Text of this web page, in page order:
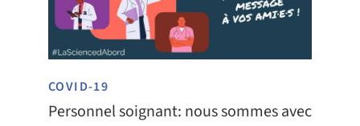
COVID-19
Personnel soignant: nous sommes avec